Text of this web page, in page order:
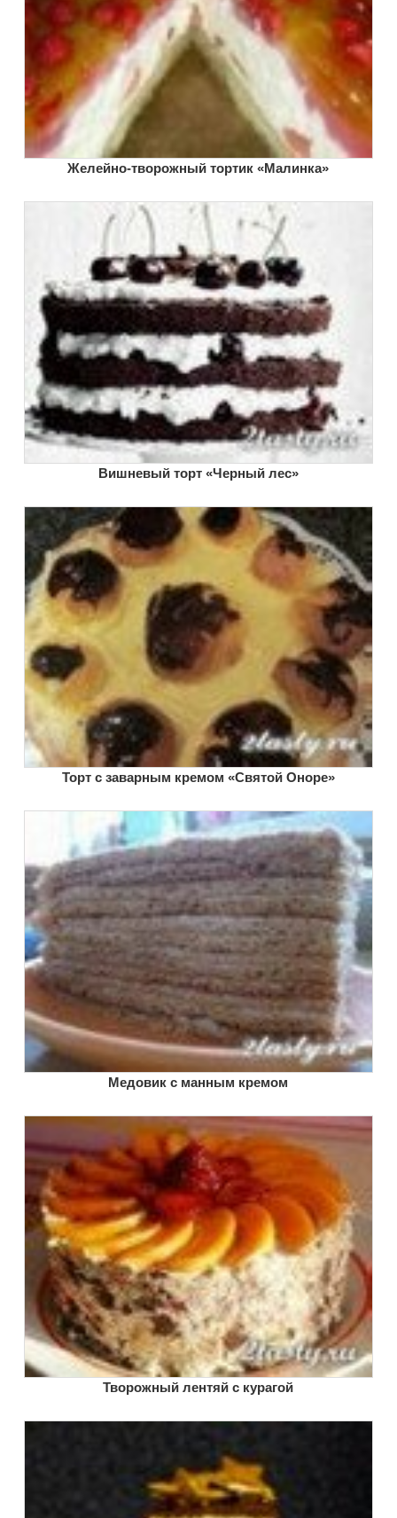
Желейно-творожный тортик «Малинка»
Вишневый торт «Черный лес»
Торт с заварным кремом «Святой Оноре»
Медовик с манным кремом
Творожный лентяй с курагой